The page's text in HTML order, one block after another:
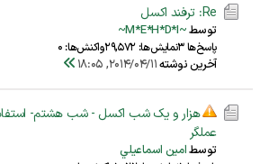
Re: ترفند اکسل
توسط~M*E*H*D*I~
پاسخ‌ها 3 نمایش‌ها: 29,572 واکنش‌ها: 0
آخرین نوشته2014/04/11, 18:05
عملگر
توسطامين اسماعيلي